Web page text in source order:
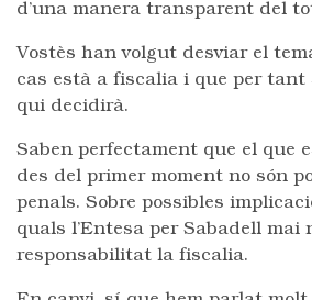
d’una manera transparent del
Vostès han volgut desviar el
cas està a fiscalia i que per
qui decidirà.
Saben perfectament que el que
des del primer moment no són
penals. Sobre possibles
quals l’Entesa per Sabadell mai
responsabilitat la fiscalia.